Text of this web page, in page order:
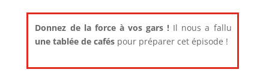
Donnez de la force à vos gars ! Il nous a fallu
une tablée de cafés pour préparer cet épisode !